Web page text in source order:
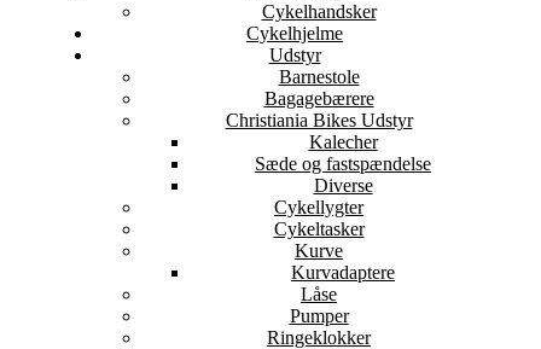
Cykelhandsker
Cykelhjelme
Udstyr
Barnestole
Bagagebærere
Christiania Bikes Udstyr
Kalecher
Sæde og fastspændelse
Diverse
Cykellygter
Cykeltasker
Kurve
Kurvadaptere
Låse
Pumper
Ringeklokker